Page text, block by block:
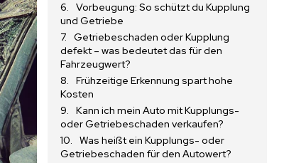
Vorbeugung: So schützt du Kupplung
und Getriebe
Getriebeschaden oder Kupplung
defekt – was bedeutet das für den
Fahrzeugwert?
Frühzeitige Erkennung spart hohe
Kosten
Kann ich mein Auto mit Kupplungs-
oder Getriebeschaden verkaufen?
Was heißt ein Kupplungs- oder
Getriebeschaden für den Autowert?